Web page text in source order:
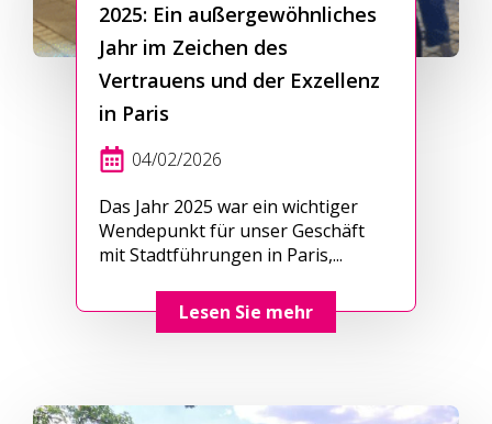
2025: Ein außergewöhnliches
Jahr im Zeichen des
Vertrauens und der Exzellenz
in Paris
04/02/2026
Das Jahr 2025 war ein wichtiger
Wendepunkt für unser Geschäft
mit Stadtführungen in Paris,...
Lesen Sie mehr